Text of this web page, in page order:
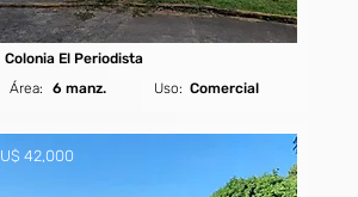
Colonia El Periodista
Área:
6 manz. Comercial
Uso:
U$ 42,000